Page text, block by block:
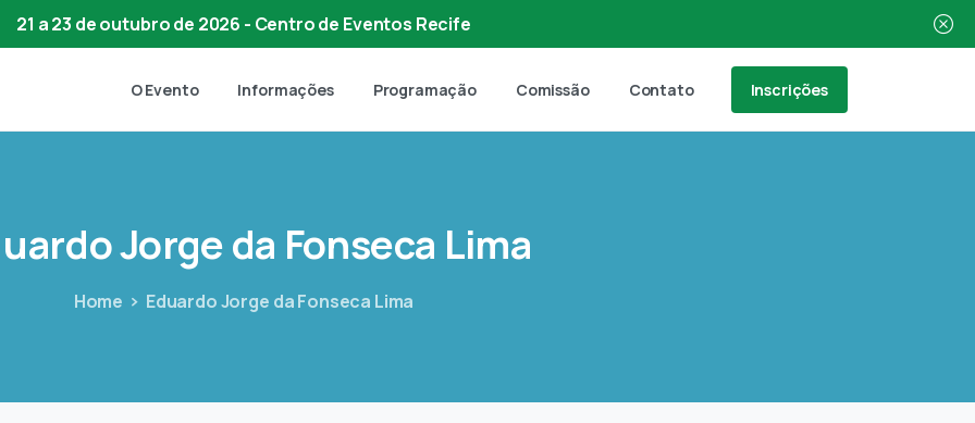
21 a 23 de outubro de 2026 - Centro de Eventos Recife
O Evento Informações Programação Comissão Contato Inscrições
Jorgeda Fonseca Lima
Home Eduardo Jorge da Fonseca Lima